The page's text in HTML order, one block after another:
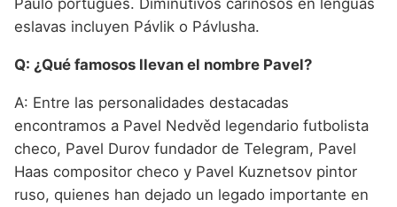
eslavas incluyen Pávlik o Pávlusha.
Q: ¿Qué famosos llevan el nombre Pavel?
A: Entre las personalidades destacadas
encontramos a Pavel Nedvěd legendario futbolista
checo, Pavel Durov fundador de Telegram, Pavel
Haas compositor checo y Pavel Kuznetsov pintor
ruso, quienes han dejado un legado importante en